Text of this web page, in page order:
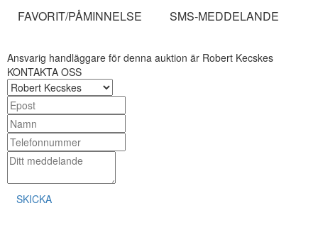
FAVORIT/PÅMINNELSE SMS-MEDDELANDE
Ansvarig handläggare för denna auktion är Robert Kecskes
KONTAKTA OSS
SKICKA